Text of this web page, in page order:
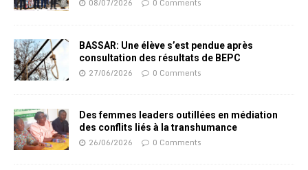
08/07/2026 0 Comments
BASSAR: Une élève s’est pendue après
consultation des résultats de BEPC
27/06/2026 0 Comments
Des femmes leaders outillées en médiation
des conflits liés à la transhumance
26/06/2026 0 Comments